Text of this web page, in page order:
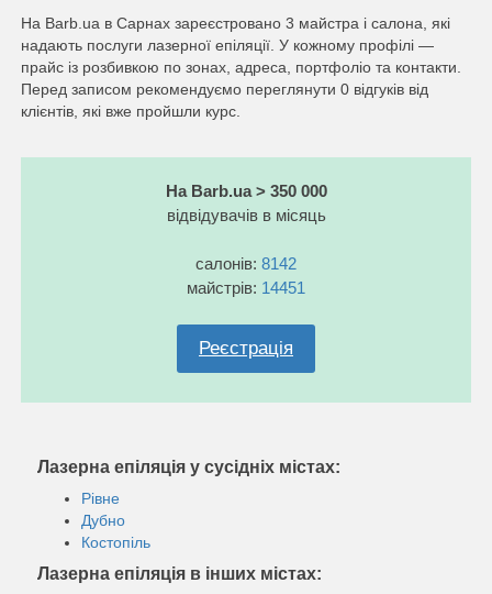
На Barb.ua в Сарнах зареєстровано 3 майстра і салона, які
надають послуги лазерної епіляції. У кожному профілі —
прайс із розбивкою по зонах, адреса, портфоліо та контакти.
Перед записом рекомендуємо переглянути 0 відгуків від
клієнтів, які вже пройшли курс.
На Barb.ua > 350 000
відвідувачів в місяць
салонів: 8142
майстрів: 14451
Реєстрація
Лазерна епіляція у сусідніх містах:
Рівне
Дубно
Костопіль
Лазерна епіляція в інших містах: